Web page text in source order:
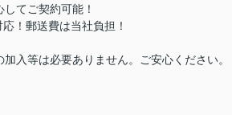
てご契約可能！
！郵送費は当社負担！
入等は必要ありません。ご安心ください。